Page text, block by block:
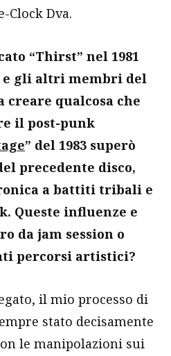
Dva.
“Thirst” nel 1981
e gli altri membri del
qualcosa che
il post-punk
” del 1983 superò
precedente disco,
a battiti tribali e
Queste influenze e
da jam session o
percorsi artistici?
il mio processo di
stato decisamente
le manipolazioni sui